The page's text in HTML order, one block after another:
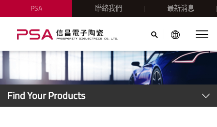
PSA 聯絡我們 最新消息
Find Your Products